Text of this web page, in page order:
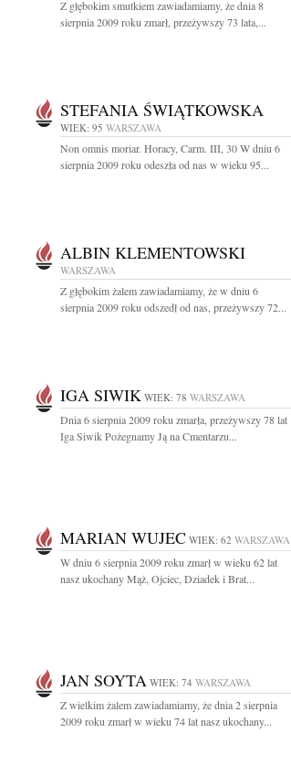
Z głębokim smutkiem zawiadamiamy, że dnia 8
sierpnia 2009 roku zmarł, przeżywszy 73 lata,...
STEFANIA ŚWIĄTKOWSKA
WIEK: 95 WARSZAWA
Non omnis moriar. Horacy, Carm. III, 30 W dniu 6
sierpnia 2009 roku odeszła od nas w wieku 95...
ALBIN KLEMENTOWSKI
WARSZAWA
Z głębokim żalem zawiadamiamy, że w dniu 6
sierpnia 2009 roku odszedł od nas, przeżywszy 72...
IGA SIWIK WIEK: 78 WARSZAWA
Dnia 6 sierpnia 2009 roku zmarła, przeżywszy 78 lat
Iga Siwik Pożegnamy Ją na Cmentarzu...
MARIAN WUJEC WIEK: 62 WARSZAWA
W dniu 6 sierpnia 2009 roku zmarł w wieku 62 lat
nasz ukochany Mąż, Ojciec, Dziadek i Brat...
JAN SOYTA WIEK: 74 WARSZAWA
Z wielkim żalem zawiadamiamy, że dnia 2 sierpnia
2009 roku zmarł w wieku 74 lat nasz ukochany...